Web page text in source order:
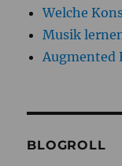
Welche
Musik
Augmented
BLOGROLL